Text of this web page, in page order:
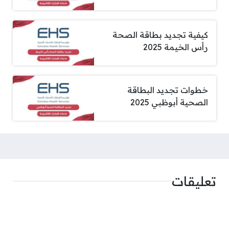
كيفية تجديد بطاقة الصحة
رأس الخيمة 2025
خطوات تجديد البطاقة
الصحية أبوظبي 2025
تعليقات